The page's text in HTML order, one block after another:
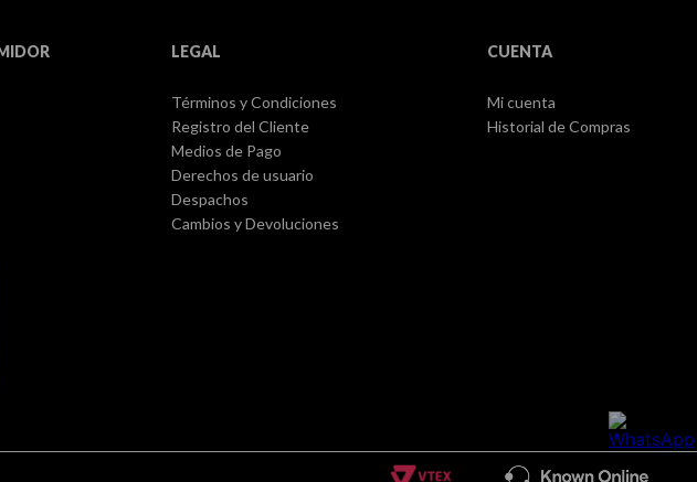
LEGAL
Términos y Condiciones
Registro del Cliente
Medios de Pago
Derechos de usuario
Despachos
Cambios y Devoluciones
CUENTA
Mi cuenta
Historial de Compras